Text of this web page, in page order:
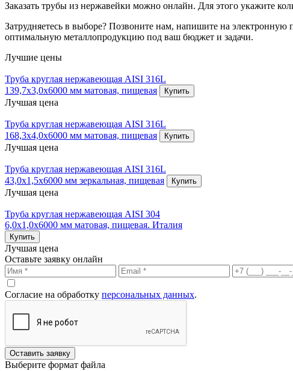
Заказать трубы из нержавейки можно онлайн. Для этого укажите
Затрудняетесь в выборе? Позвоните нам, напишите на электронную
оптимальную металлопродукцию под ваш бюджет и задачи.
Лучшие цены
Труба круглая нержавеющая AISI 316L
139,7х3,0х6000 мм матовая, пищевая
Купить
Лучшая цена
Труба круглая нержавеющая AISI 316L
168,3х4,0х6000 мм матовая, пищевая
Купить
Лучшая цена
Труба круглая нержавеющая AISI 316L
43,0х1,5х6000 мм зеркальная, пищевая
Купить
Лучшая цена
Труба круглая нержавеющая AISI 304
6,0х1,0х6000 мм матовая, пищевая. Италия
Купить
Лучшая цена
Оставьте заявку онлайн
Согласие на обработку персональных данных.
Оставить заявку
Выберите формат файла